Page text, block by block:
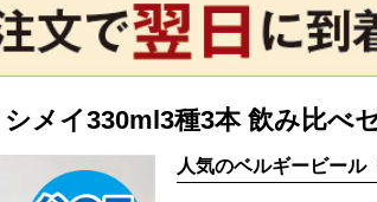
メイ330ml3種3本 飲み比べ
人気のベルギービール